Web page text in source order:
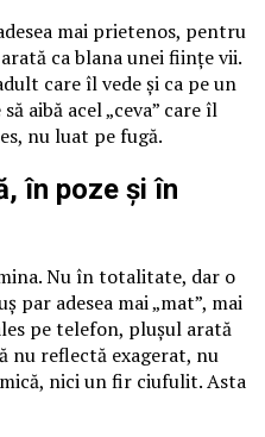
mai prietenos, pentru
ca blana unei ființe vii.
care îl vede și ca pe un
aibă acel „ceva” care îl
nu luat pe fugă.
în poze și în
Nu în totalitate, dar o
par adesea mai „mat”, mai
pe telefon, plușul arată
nu reflectă exagerat, nu
nici un fir ciufulit. Asta